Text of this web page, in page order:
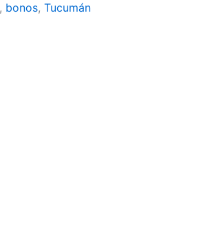
, bonos, Tucumán